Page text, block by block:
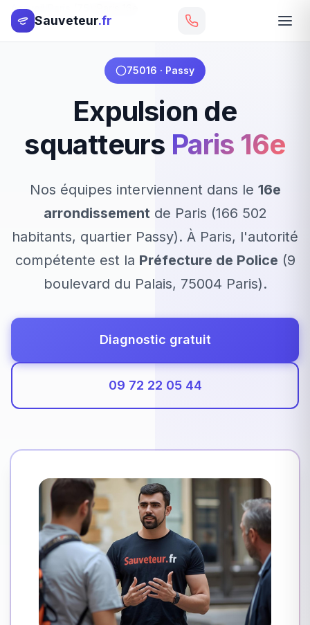
Sauveteur.fr
Accueil
75016 · Passy
Expulsion de
squatteurs Paris 16e
Nos équipes interviennent dans le 16e
arrondissementde Paris (166 502
habitants, quartier Passy). À Paris, l'autorité
compétente est la Préfecture de Police (9
boulevard du Palais, 75004 Paris).
Diagnostic gratuit
09 72 22 05 44